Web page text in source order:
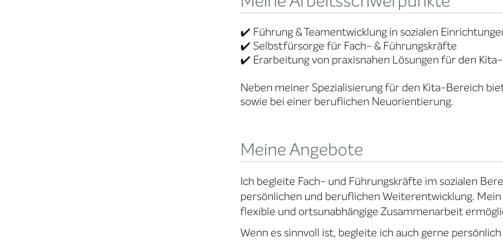
✔️ Führung & Teamentwicklung in sozialen
✔️ Selbstfürsorge für Fach- & Führungskräfte
✔️ Erarbeitung von praxisnahen Lösungen für den
Neben meiner Spezialisierung für den Kita-Bereich
sowie bei einer beruflichen Neuorientierung.
Meine Angebote
Ich begleite Fach- und Führungskräfte im sozialen
persönlichen und beruflichen Weiterentwicklung.
flexible und ortsunabhängige Zusammenarbeit
Wenn es sinnvoll ist, begleite ich auch gerne